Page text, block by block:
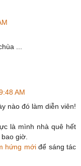
...
AM
nào đó làm diễn viên!
là mình nhà quê hết
giờ.
hứng mớiđể sáng tác